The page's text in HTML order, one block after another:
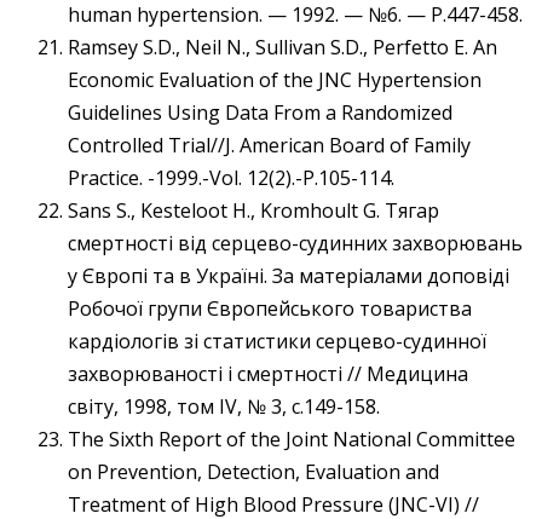
human hypertension. — 1992. — №6. — P.447-458.
Ramsey S.D., Neil N., Sullivan S.D., Perfetto Е. An
Economic Evaluation of the JNC Hypertension
Guidelines Using Data From a Randomized
Controlled Trial//J. American Board of Family
Practice. -1999.-Vol. 12(2).-P.105-114.
Sans S., Kesteloot H., Kromhoult G. Тягар
смертності від серцево-судинних захворювань
у Європі та в Україні. За матеріалами доповіді
Робочої групи Європейського товариства
кардіологів зі статистики серцево-судинної
захворюваності і смертності // Медицина
світу, 1998, том IV, № 3, с.149-158.
The Sixth Report of the Joint National Committee
on Prevention, Detection, Evaluation and
Treatment of High Blood Pressure (JNC-VI) //